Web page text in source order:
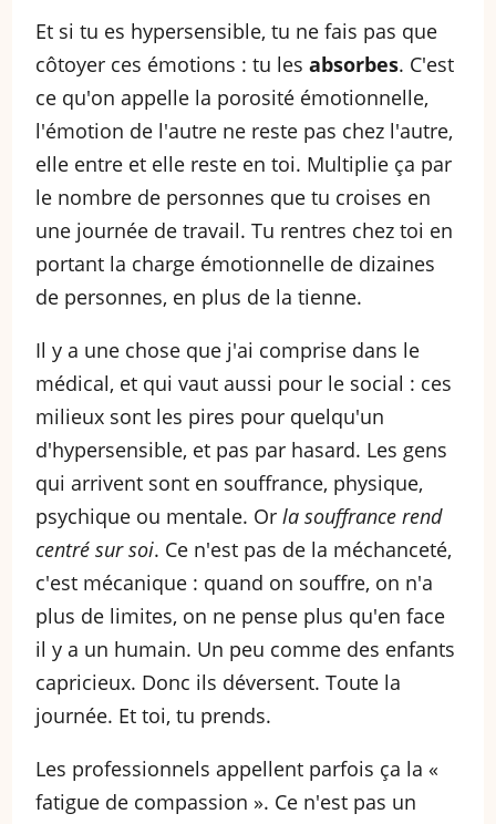
Et si tu es hypersensible, tu ne fais pas que
côtoyer ces émotions : tu les absorbes. C'est
ce qu'on appelle la porosité émotionnelle,
l'émotion de l'autre ne reste pas chez l'autre,
elle entre et elle reste en toi. Multiplie ça par
le nombre de personnes que tu croises en
une journée de travail. Tu rentres chez toi en
portant la charge émotionnelle de dizaines
de personnes, en plus de la tienne.
Il y a une chose que j'ai comprise dans le
médical, et qui vaut aussi pour le social : ces
milieux sont les pires pour quelqu'un
d'hypersensible, et pas par hasard. Les gens
qui arrivent sont en souffrance, physique,
psychique ou mentale. Or la souffrance rend
centré sur soi. Ce n'est pas de la méchanceté,
c'est mécanique : quand on souffre, on n'a
plus de limites, on ne pense plus qu'en face
il y a un humain. Un peu comme des enfants
capricieux. Donc ils déversent. Toute la
journée. Et toi, tu prends.
Les professionnels appellent parfois ça la «
fatigue de compassion ». Ce n'est pas un